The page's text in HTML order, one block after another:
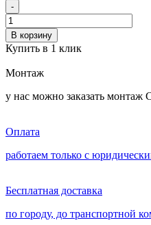
-
В корзину
Купить в 1 клик
Монтаж
у нас можно заказать монтаж
Оплата
работаем только с
Бесплатная доставка
по городу, до транспортной